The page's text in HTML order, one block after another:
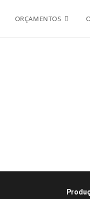
ORÇAMENTOS